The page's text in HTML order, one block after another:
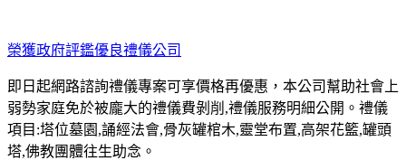
至
主
要
內
容
榮獲政府評鑑優良禮儀公司
即日起網路諮詢禮儀專案可享價格再優惠，本公司幫助社會上
弱勢家庭免於被龐大的禮儀費剝削,禮儀服務明細公開。禮儀
項目:塔位墓園,誦經法會,骨灰罐棺木,靈堂布置,高架花籃,罐頭
塔,佛教團體往生助念。